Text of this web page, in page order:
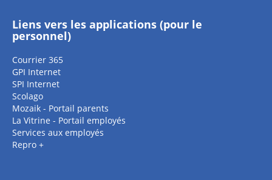
Liens vers les applications (pour le
personnel)
Courrier 365
GPI Internet
SPI Internet
Scolago
Mozaik - Portail parents
La Vitrine - Portail employés
Services aux employés
Repro +